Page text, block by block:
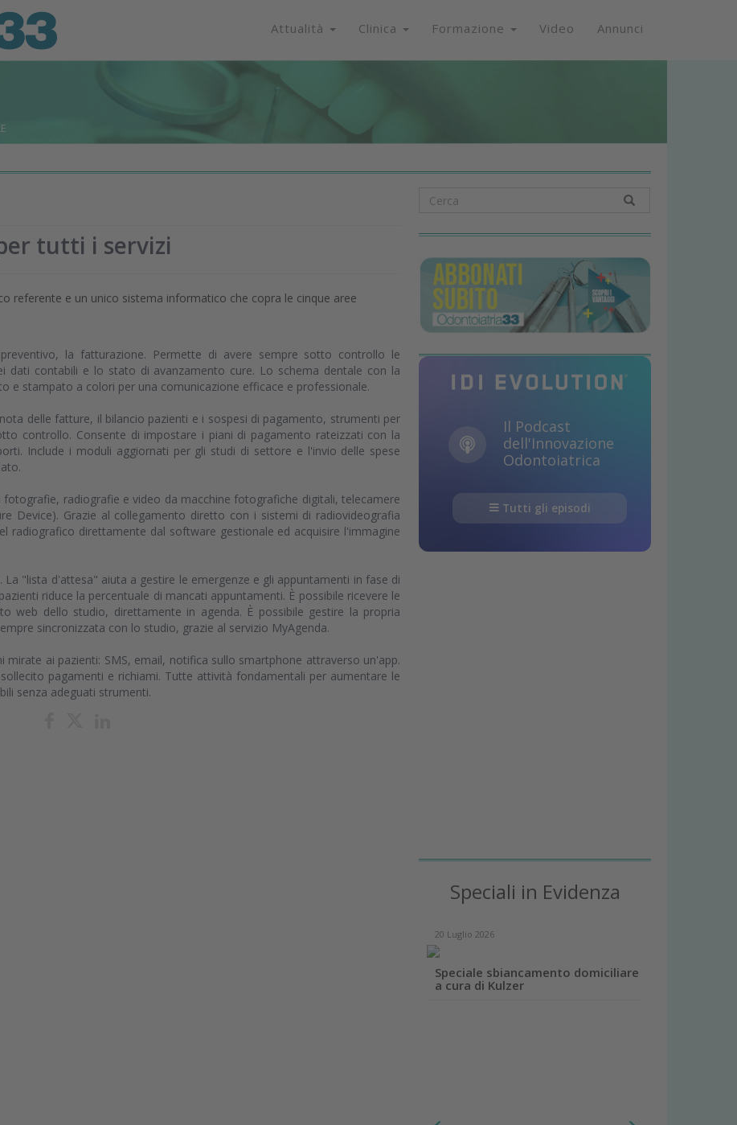
Attualità Clinica Formazione Video Annunci
tutti i servizi
referente e un unico sistema informatico che copra le cinque aree
la fatturazione. Permette di avere sempre sotto controllo le
dati contabili e lo stato di avanzamento cure. Lo schema dentale con la
e stampato a colori per una comunicazione efficace e professionale.
delle fatture, il bilancio pazienti e i sospesi di pagamento, strumenti per
controllo. Consente di impostare i piani di pagamento rateizzati con la
Include i moduli aggiornati per gli studi di settore e l'invio delle spese
fotografie, radiografie e video da macchine fotografiche digitali, telecamere
Device). Grazie al collegamento diretto con i sistemi di radiovideografia
radiografico direttamente dal software gestionale ed acquisire l'immagine
"lista d'attesa" aiuta a gestire le emergenze e gli appuntamenti in fase di
riduce la percentuale di mancati appuntamenti. È possibile ricevere le
web dello studio, direttamente in agenda. È possibile gestire la propria
sincronizzata con lo studio, grazie al servizio MyAgenda.
mirate ai pazienti: SMS, email, notifica sullo smartphone attraverso un'app.
pagamenti e richiami. Tutte attività fondamentali per aumentare le
senza adeguati strumenti.
Il Podcast
dell'Innovazione
Odontoiatrica
Tutti gli episodi
Speciali in Evidenza
20 Luglio 2026
Speciale sbiancamento domiciliare
a cura di Kulzer